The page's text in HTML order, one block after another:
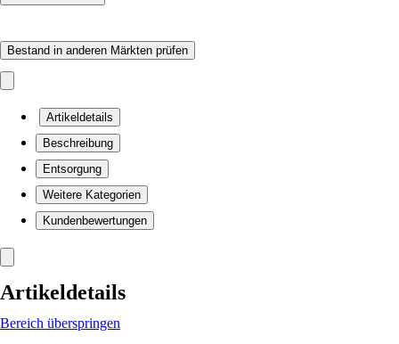
Bestand in anderen Märkten prüfen
Artikeldetails
Beschreibung
Entsorgung
Weitere Kategorien
Kundenbewertungen
Artikeldetails
Bereich überspringen